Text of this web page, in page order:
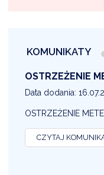
KOMUNIKATY
OSTRZEŻENIE
Data dodania:
OSTRZEŻENIE
CZYTAJ